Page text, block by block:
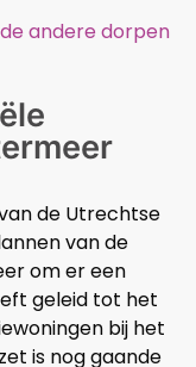
andere dorpen
de Utrechtse
van de
om er een
geleid tot het
bij het
is nog gaande